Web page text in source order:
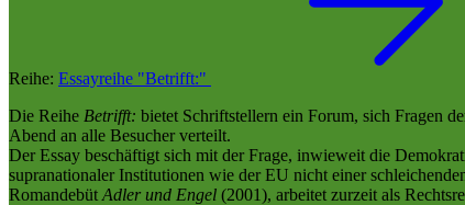
Reihe: Essayreihe "Betrifft:"
Die Reihe Betrifft: bietet Schriftstellern ein Forum, sich Fragen
Abend an alle Besucher verteilt.
Der Essay beschäftigt sich mit der Frage, inwieweit die
supranationaler Institutionen wie der EU nicht einer
Romandebüt Adler und Engel (2001), arbeitet zurzeit als